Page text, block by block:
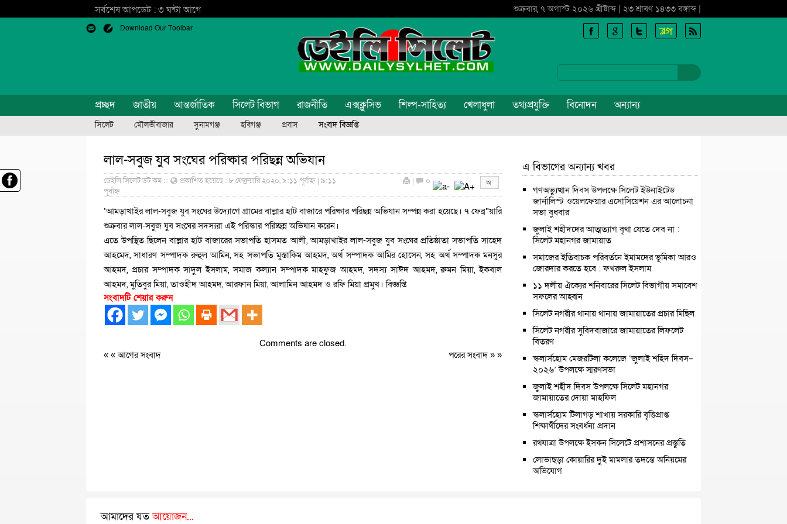
সর্বশেষ আপডেট : ৩ ঘন্টা আগে শুক্রবার, ৭ অগাস্ট ২০২৬ খ্রীষ্টাব্দ | ২৩ শ্রাবণ ১৪৩৩ বঙ্গাব্দ |
Download Our Toolbar
প্রচ্ছদ জাতীয় আন্তর্জাতিক সিলেট বিভাগ রাজনীতি এক্সক্লুসিভ শিল্প-সাহিত্য খেলাধুলা তথ্যপ্রযুক্তি বিনোদন অন্যান্য
সিলেট মৌলভীবাজার সুনামগঞ্জ হবিগঞ্জ প্রবাস সংবাদ বিজ্ঞপ্তি
লাল-সবুজ যুব সংঘের পরিষ্কার পরিছন্ন অভিযান
ডেইলি সিলেট ডট কম ::
প্রকাশিত হয়েছে : ৮ ফেব্রুয়ারি ২০২০, ৯:১১ পূর্বাহ্ন | ৯:১১
পূর্বাহ্ন
| ০
‘আমড়াখাইর লাল-সবুজ যুব সংঘের উদ্যোগে গ্রামের বাল্লার হাট বাজারে পরিষ্কার পরিছন্ন অভিযান সম্পন্ন করা হয়েছে। ৭ ফেব্র“য়ারি
শুক্রবার লাল-সবুজ যুব সংঘের সদস্যরা এই পরিস্কার পরিচ্ছন্ন অভিযান করেন।
এতে উপস্থিত ছিলেন বাল্লার হাট বাজারের সভাপতি হাসমত আলী, আমড়াখাইর লাল-সবুজ যুব সংঘের প্রতিষ্ঠাতা সভাপতি সাহেদ
আহমেদ, সাধারণ সম্পাদক রুহুল আমিন, সহ সভাপতি মুস্তাকিম আহমদ, অর্থ সম্পাদক আমির হোসেন, সহ অর্থ সম্পাদক মনসুর
আহমদ, প্রচার সম্পাদক সাদুল ইসলাম, সমাজ কল্যান সম্পাদক মাহফুজ আহমদ, সদস্য সাঈদ আহমদ, রুমন মিয়া, ইকবাল
আহমদ, মুতিবুর মিয়া, তাওহীদ আহমদ, আরফান মিয়া, আলামিন আহমদ ও রফি মিয়া প্রমুখ। বিজ্ঞপ্তি
সংবাদটি শেয়ার করুন
Comments are closed.
« «আগের সংবাদ পরের সংবাদ » »
এ বিভাগের অন্যান্য খবর
গণঅভ্যুত্থান দিবস উপলক্ষে সিলেট ইউনাইটেড
জার্নালিস্ট ওয়েলফেয়ার এসোসিয়েশন এর আলোচনা
সভা বুধবার
জুলাই শহীদদের আত্মত্যাগ বৃথা যেতে দেব না :
সিলেট মহানগর জামায়াত
সমাজের ইতিবাচক পরিবর্তনে ইমামদের ভূমিকা আরও
জোরদার করতে হবে : ফখরুল ইসলাম
১১ দলীয় ঐক্যের শনিবারের সিলেট বিভাগীয় সমাবেশ
সফলের আহ্বান
সিলেট নগরীর থানায় থানায় জামায়াতের প্রচার মিছিল
সিলেট নগরীর সুবিদবাজারে জামায়াতের লিফলেট
বিতরণ
স্কলার্সহোম মেজরটিলা কলেজে ‘জুলাই শহিদ দিবস–
২০২৬’ উপলক্ষে স্মরণসভা
জুলাই শহীদ দিবস উপলক্ষে সিলেট মহানগর
জামায়াতের দোয়া মাহফিল
স্কলার্সহোম টিলাগড় শাখায় সরকারি বৃত্তিপ্রাপ্ত
শিক্ষার্থীদের সংবর্ধনা প্রদান
রথযাত্রা উপলক্ষে ইসকন সিলেটে প্রশাসনের প্রস্তুতি
লোভাছড়া কোয়ারির দুই মামলার তদন্তে অনিয়মের
অভিযোগ
আমাদের যতআয়োজন...